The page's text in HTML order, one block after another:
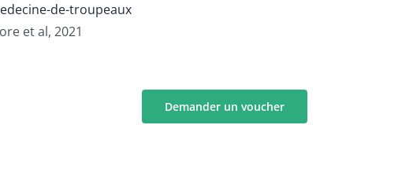
de-troupeaux
et al, 2021
Demander un voucher